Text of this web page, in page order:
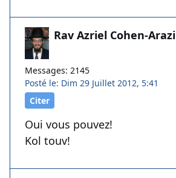
Rav Azriel Cohen-Arazi
Messages: 2145
Posté le: Dim 29 Juillet 2012, 5:41
Citer
Oui vous pouvez!
Kol touv!